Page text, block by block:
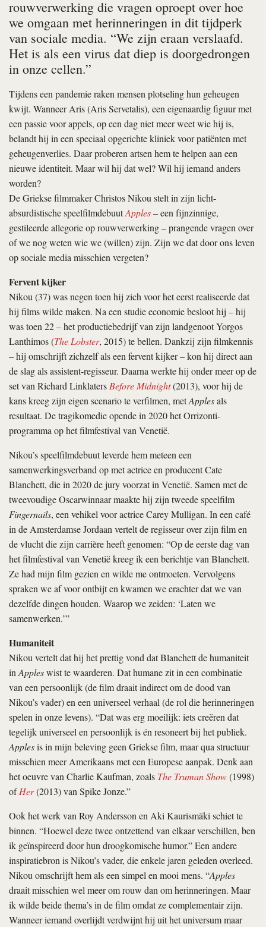
rouwverwerking die vragen oproept over hoe
we omgaan met herinneringen in dit tijdperk
van sociale media. “We zijn eraan verslaafd.
Het is als een virus dat diep is doorgedrongen
in onze cellen.”
Tijdens een pandemie raken mensen plotseling hun geheugen
kwijt. Wanneer Aris (Aris Servetalis), een eigenaardig figuur met
een passie voor appels, op een dag niet meer weet wie hij is,
belandt hij in een speciaal opgerichte kliniek voor patiënten met
geheugenverlies. Daar proberen artsen hem te helpen aan een
nieuwe identiteit. Maar wil hij dat wel? Wil hij iemand anders
worden?
De Griekse filmmaker Christos Nikou stelt in zijn licht-
absurdistische speelfilmdebuutApples– een fijnzinnige,
gestileerde allegorie op rouwverwerking – prangende vragen over
of we nog weten wie we (willen) zijn. Zijn we dat door ons leven
op sociale media misschien vergeten?
Fervent kijker
Nikou (37) was negen toen hij zich voor het eerst realiseerde dat
hij films wilde maken. Na een studie economie besloot hij – hij
was toen 22 – het productiebedrijf van zijn landgenoot Yorgos
Lanthimos (The Lobster, 2015) te bellen. Dankzij zijn filmkennis
– hij omschrijft zichzelf als een fervent kijker – kon hij direct aan
de slag als assistent-regisseur. Daarna werkte hij onder meer op de
set van Richard Linklaters Before Midnight(2013), voor hij de
kans kreeg zijn eigen scenario te verfilmen, metApplesals
resultaat. De tragikomedie opende in 2020 het Orrizonti-
programma op het filmfestival van Venetië.
Nikou’s speelfilmdebuut leverde hem meteen een
samenwerkingsverband op met actrice en producent Cate
Blanchett, die in 2020 de jury voorzat in Venetië. Samen met de
tweevoudige Oscarwinnaar maakte hij zijn tweede speelfilm
Fingernails, een vehikel voor actrice Carey Mulligan. In een café
in de Amsterdamse Jordaan vertelt de regisseur over zijn film en
de vlucht die zijn carrière heeft genomen: “Op de eerste dag van
het filmfestival van Venetië kreeg ik een berichtje van Blanchett.
Ze had mijn film gezien en wilde me ontmoeten. Vervolgens
spraken we af voor ontbijt en kwamen we erachter dat we van
dezelfde dingen houden. Waarop we zeiden: ‘Laten we
samenwerken.’”
Humaniteit
Nikou vertelt dat hij het prettig vond dat Blanchett de humaniteit
in Appleswist te waarderen. Dat humane zit in een combinatie
van een persoonlijk (de film draait indirect om de dood van
Nikou’s vader) en een universeel verhaal (de rol die herinneringen
spelen in onze levens). “Dat was erg moeilijk: iets creëren dat
tegelijk universeel en persoonlijk is én resoneert bij het publiek.
Applesis in mijn beleving geen Griekse film, maar qua structuur
misschien meer Amerikaans met een Europese aanpak. Denk aan
het oeuvre van Charlie Kaufman, zoals The Truman Show(1998)
ofHer(2013) van Spike Jonze.”
Ook het werk van Roy Andersson en Aki Kaurismäki schiet te
binnen. “Hoewel deze twee ontzettend van elkaar verschillen, ben
ik geïnspireerd door hun droogkomische humor.” Een andere
inspiratiebron is Nikou’s vader, die enkele jaren geleden overleed.
Nikou omschrijft hem als een simpel en mooi mens. “Apples
draait misschien wel meer om rouw dan om herinneringen. Maar
ik wilde beide thema’s in de film omdat ze complementair zijn.
Wanneer iemand overlijdt verdwijnt hij uit het universum maar